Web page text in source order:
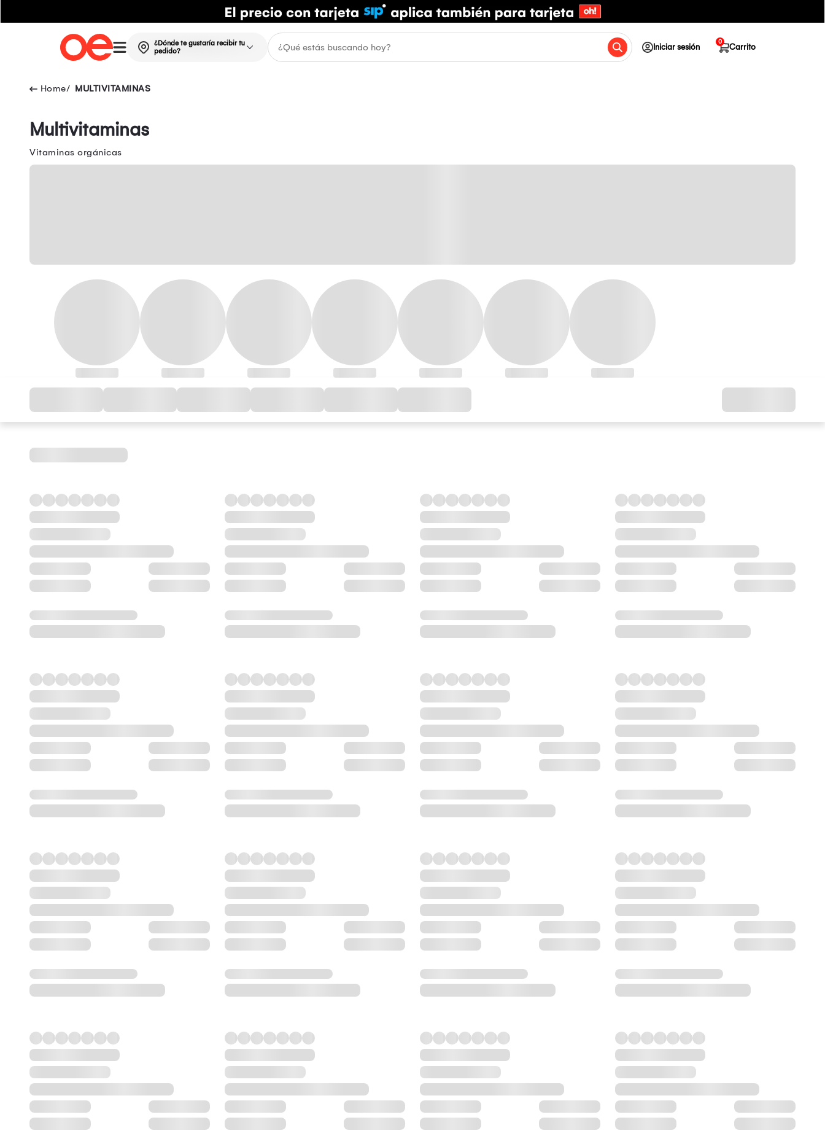
¿Dónde te gustaría recibir tu
pedido?
Iniciar sesión Carrito
0
MULTIVITAMINAS
Multivitaminas
Vitaminas orgánicas